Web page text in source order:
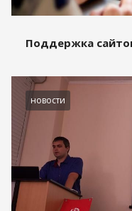
Поддержка
новости